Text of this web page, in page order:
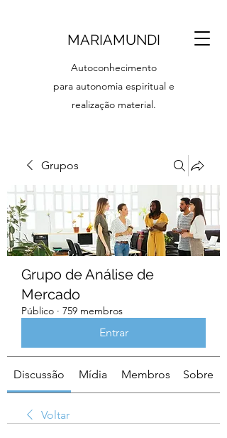
MARIAMUNDI
Autoconhecimento
para autonomia espiritual e
realização material.
Grupos
Grupo de Análise de
Mercado
Público · 759 membros
Entrar
Discussão Mídia Membros Sobre
Voltar